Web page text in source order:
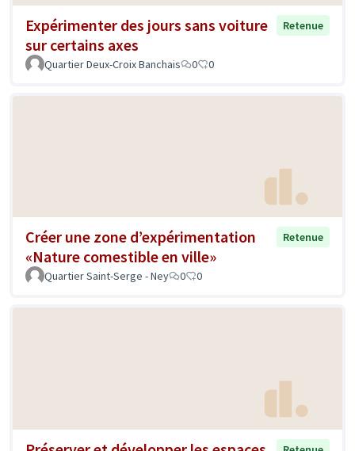
Expérimenter des jours sans voiture
sur certains axes
Retenue
Quartier Deux-Croix Banchais 0 0
Créer une zone d’expérimentation
«Nature comestible en ville»
Retenue
Quartier Saint-Serge - Ney 0 0